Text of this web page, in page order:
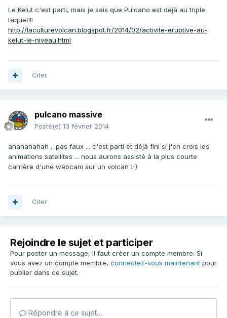
Le Kelut c'est parti, mais je sais que Pulcano est déjà au triple
taquet!!!
http://laculturevolcan.blogspot.fr/2014/02/activite-eruptive-au-
kelut-le-niveau.html
Citer
pulcano massive
Posté(e) 13 février 2014
ahahahahah .. pas faux ... c'est parti et déjà fini si j'en crois les
animations satellites ... nous aurons assisté à la plus courte
carrière d'une webcam sur un volcan :-)
Citer
Rejoindre le sujet et participer
Pour poster un message, il faut créer un compte membre. Si
vous avez un compte membre, connectez-vous maintenant pour
publier dans ce sujet.
Répondre à ce sujet…